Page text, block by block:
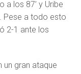
a los 87’ y Uribe
Pese a todo esto
2-1 ante los
un gran ataque